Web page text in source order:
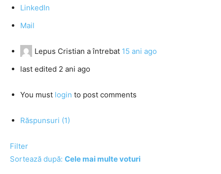
LinkedIn
Mail
Lepus Cristian a întrebat 15 ani ago
last edited 2 ani ago
You must login to post comments
Răspunsuri (1)
Filter
Sortează după: Cele mai multe voturi